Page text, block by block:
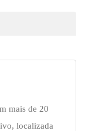
mais de 20
localizada